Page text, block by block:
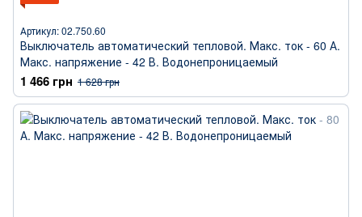
Артикул: 02.750.60
Выключатель автоматический тепловой. Макс. ток - 60 А.
Макс. напряжение - 42 В. Водонепроницаемый
1 466 грн 1 628 грн